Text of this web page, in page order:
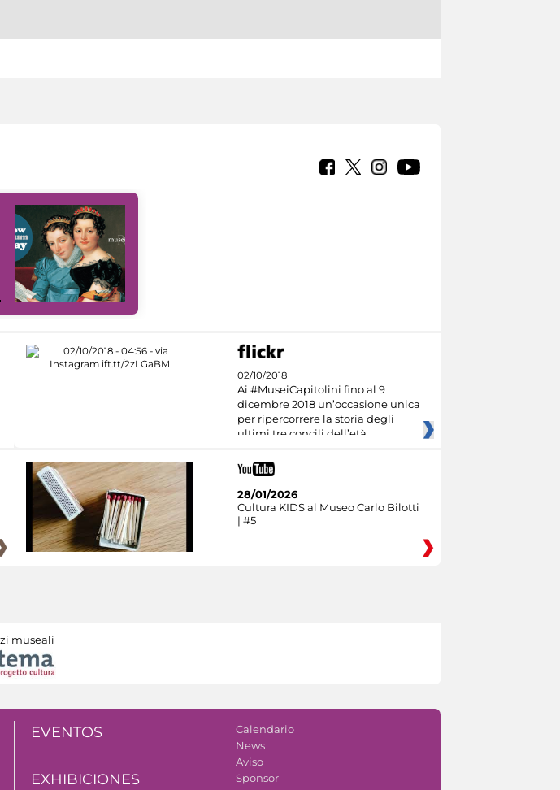
02/10/2018
Ai #MuseiCapitolini fino al 9
dicembre 2018 un’occasione unica
per ripercorrere la storia degli
ultimi tre concili dell’età
28/01/2026
Cultura KIDS al Museo Carlo Bilotti
| #5
museali
EVENTOS
EXHIBICIONES
Calendario
News
Aviso
Sponsor